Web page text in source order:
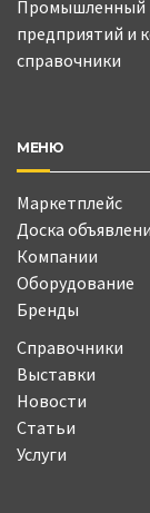
Промышленный
предприятий и
справочники
МЕНЮ
Маркетплейс
Доска
Компании
Оборудование
Бренды
Справочники
Выставки
Новости
Статьи
Услуги